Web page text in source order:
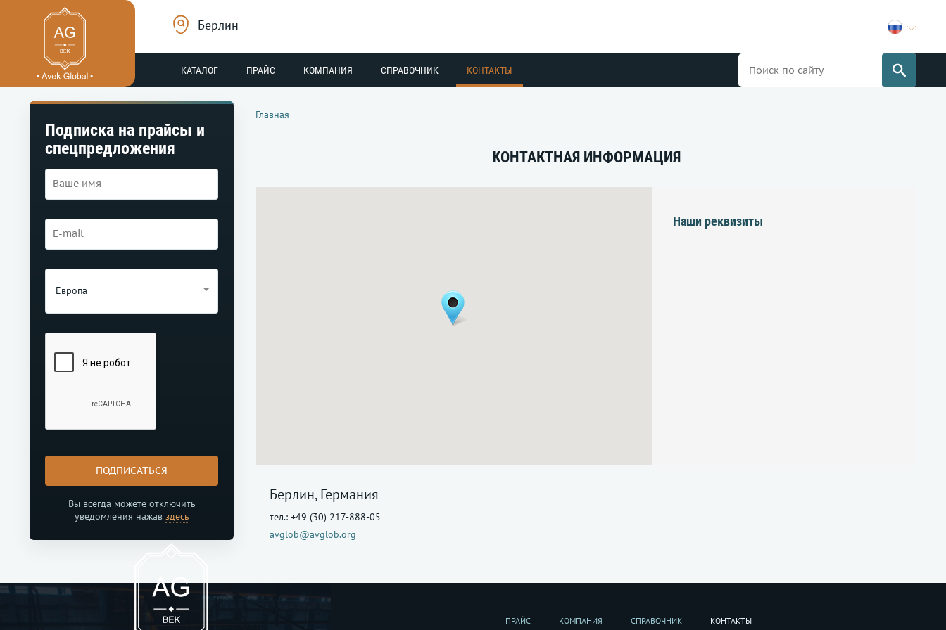
Берлин
КАТАЛОГ ПРАЙС КОМПАНИЯ СПРАВОЧНИК КОНТАКТЫ
Подписка на прайсы и
спецпредложения
Европа
ПОДПИСАТЬСЯ
Вы всегда можете отключить
уведомления нажав здесь
Главная
КОНТАКТНАЯ ИНФОРМАЦИЯ
Наши реквизиты
Берлин, Германия
тел.: +49 (30) 217-888-05
avglob@avglob.org
ПРАЙС КОМПАНИЯ СПРАВОЧНИК КОНТАКТЫ